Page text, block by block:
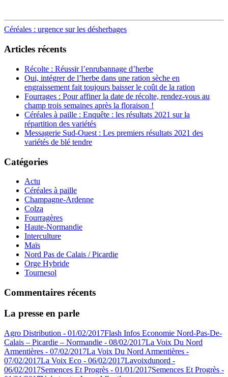
Post
navigation
Céréales : urgence sur les désherbages
Articles récents
Récolte : Réussir l’enrubannage d’herbe
Oui, intégrer de l’herbe dans une ration sèche en
engraissement fait toujours baisser le coût de la ration
Fourrages : Pour affiner la date de récolte, rendez-vous au
champ trois semaines après la floraison !
Céréales à paille : Enquête : les résultats 2021 sur la
répartition des variétés
Messagerie Sud-Ouest : Les premiers résultats 2021 des
variétés de blé tendre
Catégories
Actu
Céréales à paille
Champagne-Ardenne
Colza
Fourragères
Haute-Normandie
Interculture
Maïs
Nord Pas de Calais / Picardie
Orge Hybride
Tournesol
Commentaires récents
La presse en parle
Agro Distribution - 01/02/2017Flash Infos Economie Nord-Pas-De-
Calais – Picardie – Normandie - 08/02/2017La Voix Du Nord
Armentières - 07/02/2017La Voix Du Nord Armentières -
07/02/2017La Voix Eco - 06/02/2017Lavoixdunord -
06/02/2017Semences Et Progrès - 01/01/2017Semences Et Progrès -